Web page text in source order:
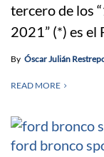
tercero de los
2021” (*) es el
By Óscar Julián
READ MORE